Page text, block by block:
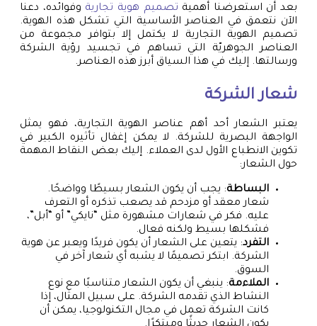
بعد أن استعرضنا أهمية تصميم هوية تجارية وفوائده، دعنا
الآن نتعمق في العناصر الأساسية التي تشكل هذه الهوية.
تصميم الهوية التجارية لا يكتمل إلا بتوافر مجموعة من
العناصر الجوهريّة التي تساهم في تجسيد رؤية الشركة
ورسالتها. إليك في هذا السياق أبرز هذه العناصر.
شعار الشركة
يعتبر الشعار أحد أهم عناصر الهوية التجارية، فهو يمثل
الواجهة البصرية للشركة. لا يمكن إغفال تأثيره الكبير في
تكوين الانطباع الأول لدى العملاء. إليك بعض النقاط المهمة
حول الشعار:
البساطة: يجب أن يكون الشعار بسيطًا وواضحًا.
شعار معقد أو مزدحم قد يصعب تذكره أو التعرف
عليه. فكر في شعارات مشهورة مثل “نايكي” أو “أبل”،
فشكلها بسيط ولكنه فعال.
التفرد: يتعين على الشعار أن يكون فريدًا ويعبر عن هوية
الشركة. ابتكر تصميمًا لا يشبه أي شعار آخر في
السوق.
الملاءمة: ينبغي أن يكون الشعار متناسبًا مع نوع
النشاط الذي تقدمه الشركة. على سبيل المثال، إذا
كانت الشركة تعمل في مجال التكنولوجيا، يمكن أن